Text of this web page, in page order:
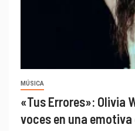
MÚSICA
«Tus Errores»: Olivia
voces en una